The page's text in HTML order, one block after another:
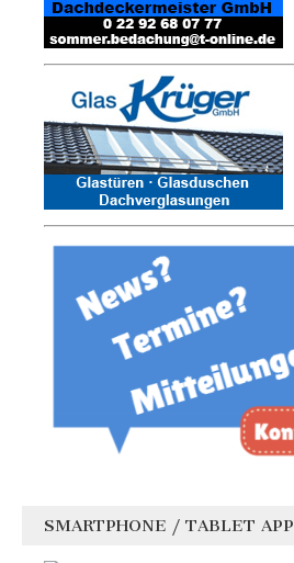
SMARTPHONE / TABLET APP